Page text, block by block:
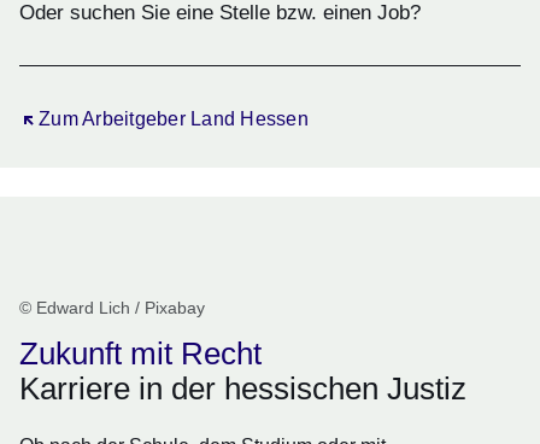
Oder suchen Sie eine Stelle bzw. einen Job?
Zum Arbeitgeber Land Hessen
Öffnet sich in einem neuen Fenster
© Edward Lich / Pixabay
Zukunft mit Recht
Karriere in der hessischen Justiz